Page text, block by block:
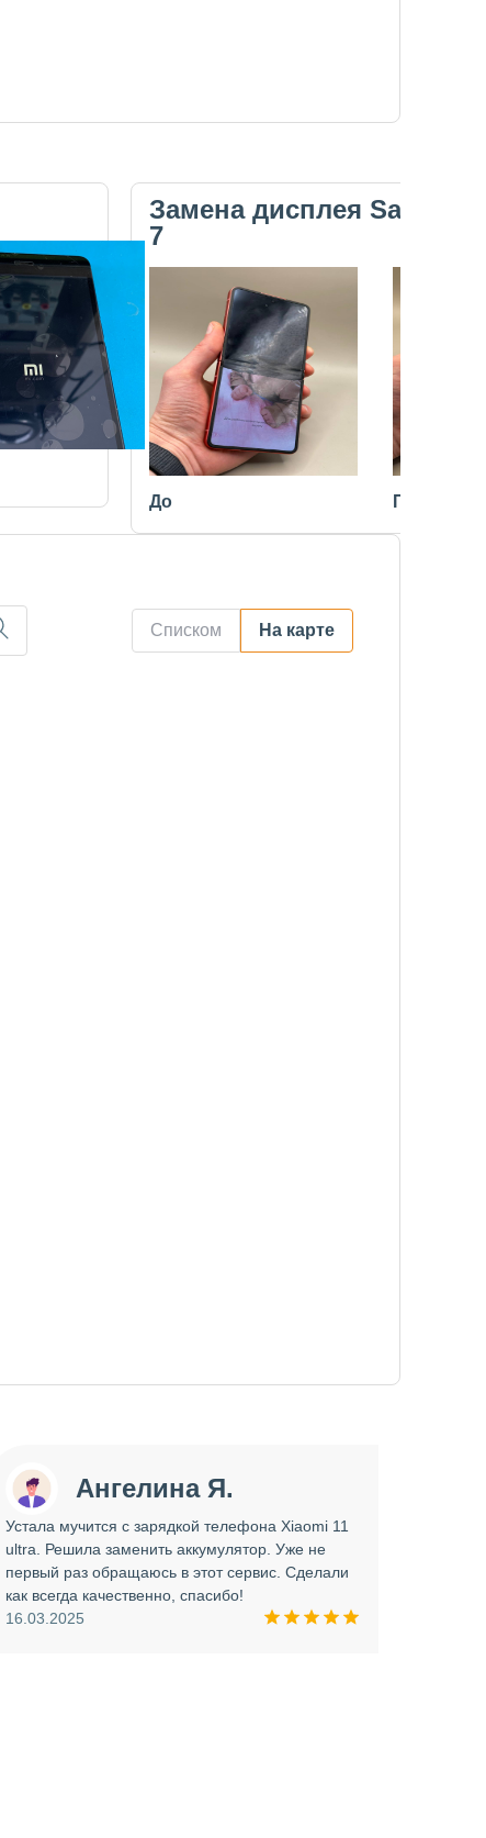
Замена дисплея
7
До После
Списком На карте
Ангелина Я.
Устала мучится с зарядкой телефона Xiaomi 11
ultra. Решила заменить аккумулятор. Уже не
первый раз обращаюсь в этот сервис. Сделали
как всегда качественно, спасибо!
16.03.2025